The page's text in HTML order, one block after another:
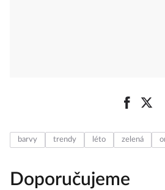
barvy trendy léto zelená
Doporučujeme